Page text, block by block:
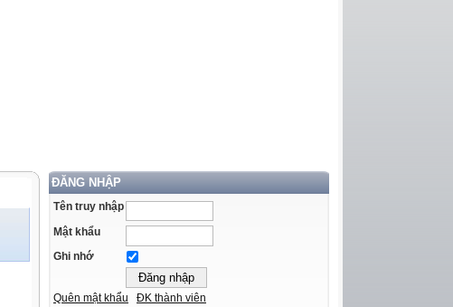
ĐĂNG NHẬP
Tên truy nhập
Mật khẩu
Ghi nhớ
Quên mật khẩu ĐK thành viên